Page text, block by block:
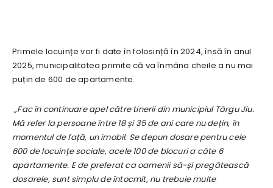
Primele locuințe vor fi date în folosință în 2024, însă în anul
2025, municipalitatea primite că va înmâna cheile a nu mai
puțin de 600 de apartamente.
„Fac în continuare apel către tinerii din municipiul Târgu Jiu.
Mă refer la persoane între 18 și 35 de ani care nu dețin, în
momentul de față, un imobil. Se depun dosare pentru cele
600 de locuințe sociale, acele 100 de blocuri a câte 6
apartamente. E de preferat ca oamenii să-și pregătească
dosarele, sunt simplu de întocmit, nu trebuie multe